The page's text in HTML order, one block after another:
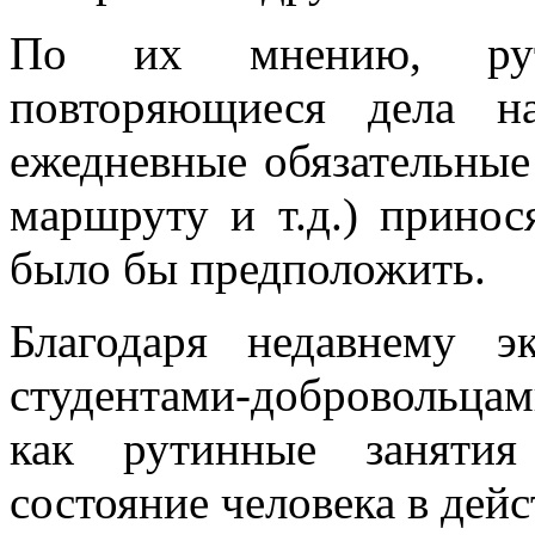
По их мнению,
повторяющиеся дела
ежедневные
маршруту и т.д.)
было бы предположить.
Благодаря недавнему
студентами-
как рутинные
состояние человека в